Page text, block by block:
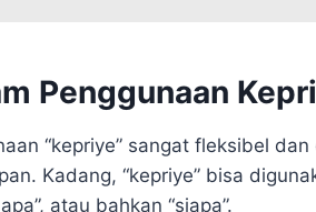
Penggunaan
“kepriye” sangat fleksibel
Kadang, “kepriye” bisa
atau bahkan “siapa”.